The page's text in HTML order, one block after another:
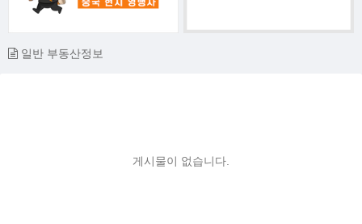
일반 부동산정보
게시물이 없습니다.